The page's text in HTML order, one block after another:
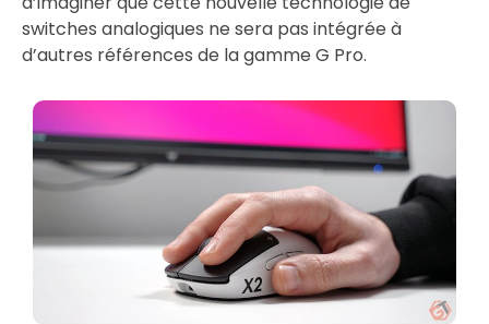
switches analogiques ne sera pas intégrée à
d’autres références de la gamme G Pro.